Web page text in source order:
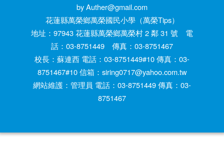
by Auther@gmail.com
花蓮縣萬榮鄉萬榮國民小學（萬榮Tips）
地址：97943 花蓮縣萬榮鄉萬榮村 2 鄰 31 號 電
話：03-8751449 傳真：03-8751467
校長：蘇連西 電話：03-8751449#10 傳真：03-
8751467#10 信箱：siring0717@yahoo.com.tw
網站維護：管理員 電話：03-8751449 傳真：03-
8751467